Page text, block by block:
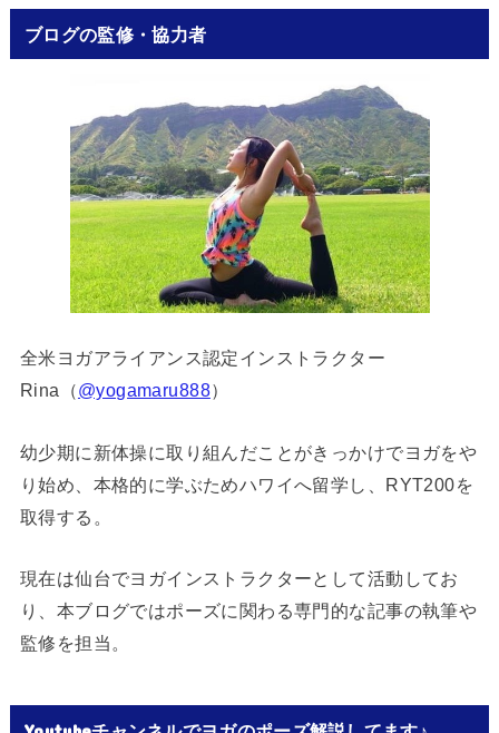
ブログの監修・協力者
全米ヨガアライアンス認定インストラクター
Rina（@yogamaru888）
幼少期に新体操に取り組んだことがきっかけでヨガをや
り始め、本格的に学ぶためハワイへ留学し、RYT200を
取得する。
現在は仙台でヨガインストラクターとして活動してお
り、本ブログではポーズに関わる専門的な記事の執筆や
監修を担当。